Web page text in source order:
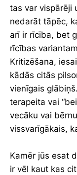
tas var vispārēji
nedarāt tāpēc,
arī ir rīcība, bet
rīcības
Kritizēšana,
kādās citās
vienīgais
terapeita vai
vecāku vai
vissvarīgākais,
Kamēr jūs esat
ir vēl kaut kas